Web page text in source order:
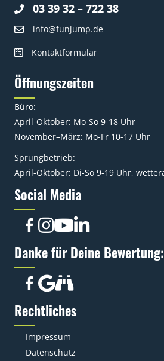
03 39 32 – 722 38
info@funjump.de
Kontaktformular
Öffnungszeiten
Büro:
April-Oktober: Mo-So 9-18 Uhr
November–März: Mo-Fr 10-17 Uhr
Sprungbetrieb:
April-Oktober: Di-So 9-19 Uhr,
Social Media
Danke für Deine Bewertung:
Rechtliches
Impressum
Datenschutz